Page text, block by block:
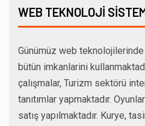
WEB TEKNOLOJI
Günümüz web
bütün imkanlarini
çalışmalar, Turizm sektörü
tanıtımlar yapmaktadır.
satış yapılmaktadır. Kurye,